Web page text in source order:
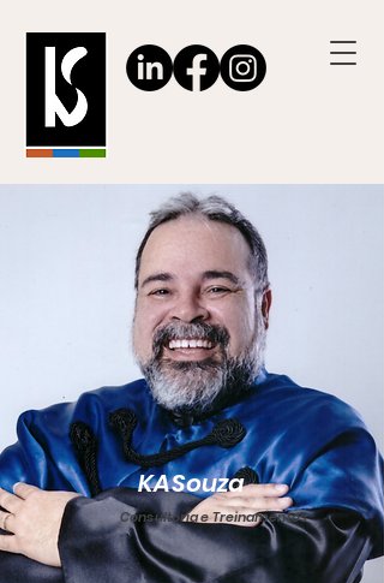
KASouza
Consultoria e Treinamentos